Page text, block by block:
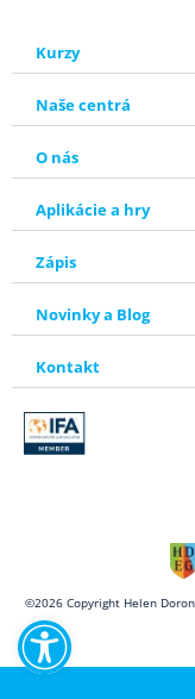
Open
Kurzy
Naše centrá
O nás
Aplikácie a hry
Zápis
Novinky a Blog
Kontakt
©2026 Copyright Helen